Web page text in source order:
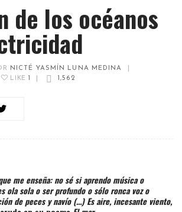
de los océanos
NICTÉ YASMÍN LUNA MEDINA
LIKE 1,562
me enseña: no sé si aprendo música o
ola sola o ser profundo o sólo ronca voz o
de peces y navío (…) Es aire, incesante viento,